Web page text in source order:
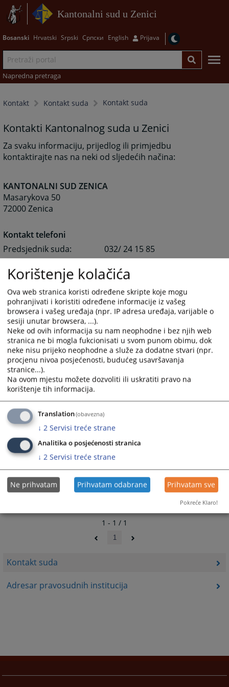
Kantonalni sud u Zenici
Bosanski Hrvatski Srpski Српски English Prijava
Napredna pretraga
Kontakt Kontakt suda Kontakt suda
Kontakt suda
Adresar pravosudnih institucija
Kontakti Kantonalnog suda u Zenici
Za svaku informaciju, prijedlog ili primjedbu
kontaktirajte nas na neki od sljedećih načina:
KANTONALNI SUD ZENICA
Masarykova 50
72000 Zenica
Kontakt telefoni
Predsjednik suda: 032/ 24 15 85
Centrala suda: 032/ 24 62 10
032/ 24 64 51
032/ 24 68 84
Fax: 032/ 24 23 05
E-mail: ksud-zenica@pravosudje.ba
kantsudze@bih.net.ba
Facebook:www.facebook.com
11340
1 - 1 / 1
1
Korištenje kolačića
Ova web stranica koristi određene skripte koje mogu
pohranjivati i koristiti određene informacije iz vašeg
browsera i vašeg uređaja (npr. IP adresa uređaja, varijable o
sesiji unutar browsera, ...).
Neke od ovih informacija su nam neophodne i bez njih web
stranica ne bi mogla fukcionisati u svom punom obimu, dok
neke nisu prijeko neophodne a služe za dodatne stvari (npr.
procjenu nivoa posjećenosti, budućeg usavršavanja
stranice...).
Na ovom mjestu možete dozvoliti ili uskratiti pravo na
korištenje tih informacija.
Translation(obavezna)
↓ 2 Servisi treće strane
Analitika o posjećenosti stranica
↓ 2 Servisi treće strane
Ne prihvatam Prihvatam odabrane Prihvatam sve
Pokreće Klaro!